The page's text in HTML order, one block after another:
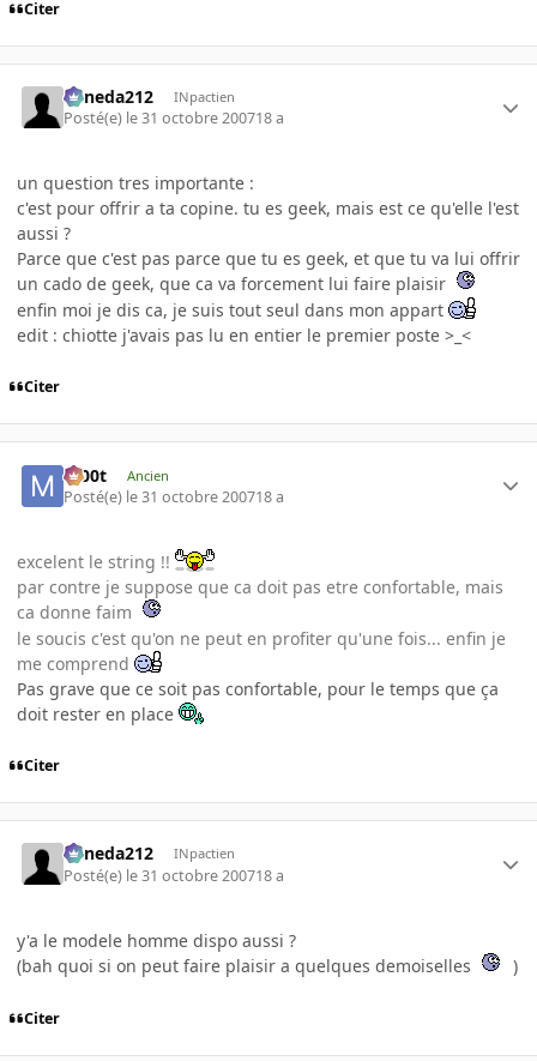
Citer
keneda212 INpactien
Posté(e) le 31 octobre 200718 a
un question tres importante :
c'est pour offrir a ta copine. tu es geek, mais est ce qu'elle l'est
aussi ?
Parce que c'est pas parce que tu es geek, et que tu va lui offrir
un cado de geek, que ca va forcement lui faire plaisir
enfin moi je dis ca, je suis tout seul dans mon appart
edit : chiotte j'avais pas lu en entier le premier poste >_<
Citer
m00t Ancien
Posté(e) le 31 octobre 200718 a
excelent le string !!
par contre je suppose que ca doit pas etre confortable, mais
ca donne faim
le soucis c'est qu'on ne peut en profiter qu'une fois... enfin je
me comprend
Pas grave que ce soit pas confortable, pour le temps que ça
doit rester en place
Citer
keneda212 INpactien
Posté(e) le 31 octobre 200718 a
y'a le modele homme dispo aussi ?
(bah quoi si on peut faire plaisir a quelques demoiselles
)
Citer